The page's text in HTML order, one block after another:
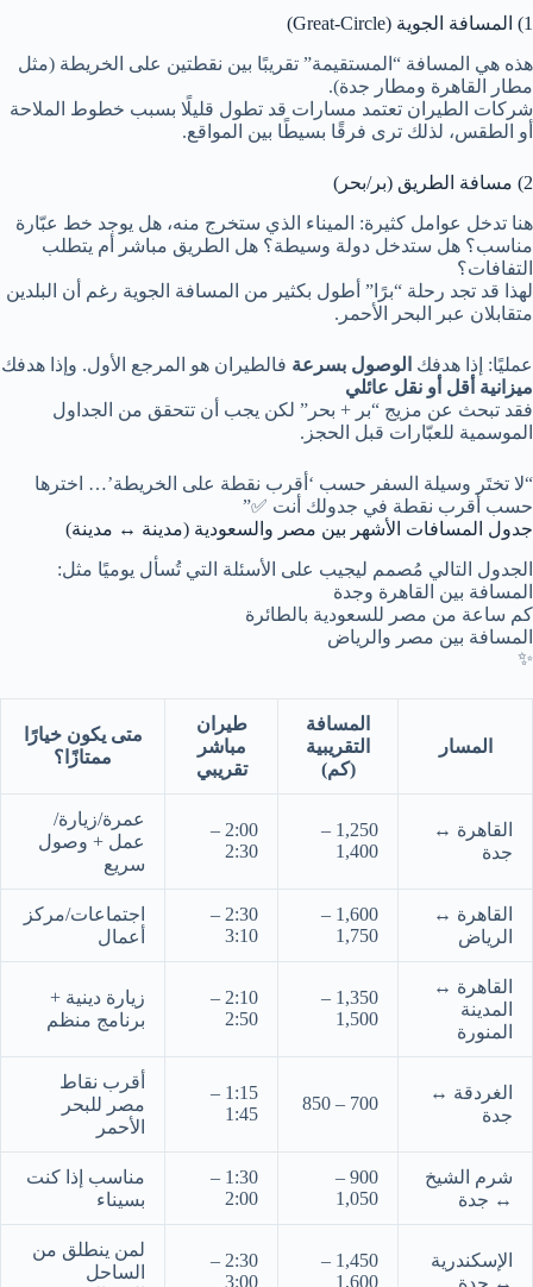
1) المسافة الجوية (Great-Circle)
هذه هي المسافة “المستقيمة” تقريبًا بين نقطتين على الخريطة (مثل
مطار القاهرة ومطار جدة).
شركات الطيران تعتمد مسارات قد تطول قليلًا بسبب خطوط الملاحة
أو الطقس، لذلك ترى فرقًا بسيطًا بين المواقع.
2) مسافة الطريق (بر/بحر)
هنا تدخل عوامل كثيرة: الميناء الذي ستخرج منه، هل يوجد خط عبّارة
مناسب؟ هل ستدخل دولة وسيطة؟ هل الطريق مباشر أم يتطلب
التفافات؟
لهذا قد تجد رحلة “برًا” أطول بكثير من المسافة الجوية رغم أن البلدين
متقابلان عبر البحر الأحمر.
عمليًا: إذا هدفك الوصول بسرعة فالطيران هو المرجع الأول. وإذا هدفك
ميزانية أقل أو نقل عائلي
فقد تبحث عن مزيج “بر + بحر” لكن يجب أن تتحقق من الجداول
الموسمية للعبّارات قبل الحجز.
“لا تختَر وسيلة السفر حسب ‘أقرب نقطة على الخريطة’… اخترها
حسب أقرب نقطة في جدولك أنت ✅”
جدول المسافات الأشهر بين مصر والسعودية (مدينة ↔ مدينة)
الجدول التالي مُصمم ليجيب على الأسئلة التي تُسأل يوميًا مثل:
المسافة بين القاهرة وجدة
كم ساعة من مصر للسعودية بالطائرة
المسافة بين مصر والرياض
✨
المسار
المسافة
التقريبية
(كم)
طيران
مباشر
تقريبي
متى يكون خيارًا
ممتازًا؟
القاهرة ↔
جدة
1,250 –
1,400
2:00 –
2:30
عمرة/زيارة/
عمل + وصول
سريع
القاهرة ↔
الرياض
1,600 –
1,750
2:30 –
3:10
اجتماعات/مركز
أعمال
القاهرة ↔
المدينة
المنورة
1,350 –
1,500
2:10 –
2:50
زيارة دينية +
برنامج منظم
الغردقة ↔
جدة
700 – 850
1:15 –
1:45
أقرب نقاط
مصر للبحر
الأحمر
شرم الشيخ
↔ جدة
900 –
1,050
1:30 –
2:00
مناسب إذا كنت
بسيناء
الإسكندرية
↔ جدة
1,450 –
1,600
2:30 –
3:00
لمن ينطلق من
الساحل